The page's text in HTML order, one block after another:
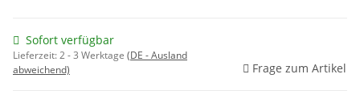
Sofort verfügbar
Lieferzeit:2 - 3 Werktage (DE - Ausland
abweichend)
Frage zum Artikel